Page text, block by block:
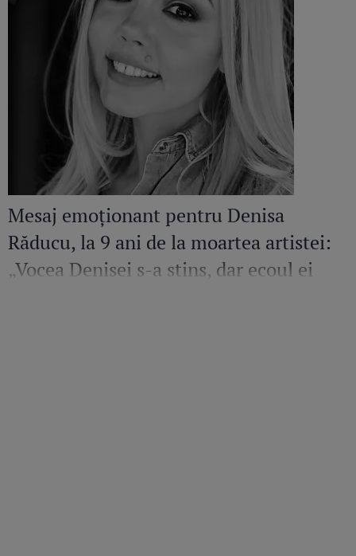
Mesaj emoționant pentru Denisa
Răducu, la 9 ani de la moartea artistei:
„Vocea Denisei s-a stins, dar ecoul ei